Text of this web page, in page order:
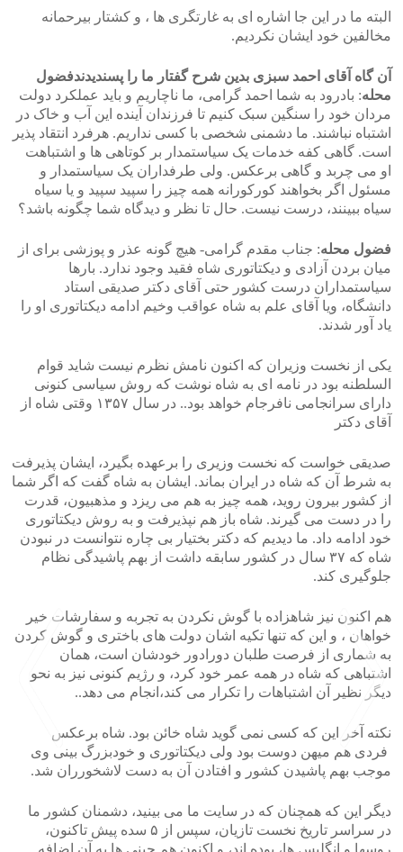
البته ما در این جا اشاره ای به غارتگری ها ، و کشتار بیرحمانه
مخالفین خود ایشان نکردیم.
آن گاه آقای احمد سبزی بدین شرح گفتار ما را پسندیدندفضول
محله: بادرود به شما احمد گرامی، ما ناچاریم و باید عملکرد دولت
مردان خود را سنگین سبک کنیم تا فرزندان آینده این آب و خاک در
اشتباه نباشند. ما دشمنی شخصی با کسی نداریم. هرفرد انتقاد پذیر
است. گاهی کفه خدمات یک سیاستمدار بر کوتاهی ها و اشتباهت
او می چربد و گاهی برعکس. ولی طرفداران یک سیاستمدار و
مسئول اگر بخواهند کورکورانه همه چیز را سپید سپید و یا سیاه
سیاه ببینند، درست نیست. حال تا نظر و دیدگاه شما چگونه باشد؟
فضول محله: جناب مقدم گرامی- هیچ گونه عذر و پوزشی برای از
میان بردن آزادی و دیکتاتوری شاه فقید وجود ندارد. بارها
سیاستمداران درست کشور حتی آقای دکتر صدیقی استاد
دانشگاه، ویا آقای علم به شاه عواقب وخیم ادامه دیکتاتوری او را
یاد آور شدند.
یکی از نخست وزیران که اکنون نامش نظرم نیست شاید قوام
السلطنه بود در نامه ای به شاه نوشت که روش سیاسی کنونی
دارای سرانجامی نافرجام خواهد بود.. در سال ۱۳۵۷ وقتی شاه از
آقای دکتر
صدیقی خواست که نخست وزیری را برعهده بگیرد، ایشان پذیرفت
به شرط آن که شاه در ایران بماند. ایشان به شاه گفت که اگر شما
از کشور بیرون روید، همه چیز به هم می ریزد و مذهبیون، قدرت
را در دست می گیرند. شاه باز هم نپذیرفت و به روش دیکتاتوری
خود ادامه داد. ما دیدیم که دکتر بختیار بی چاره نتوانست در نبودن
شاه که ۳۷ سال در کشور سابقه داشت از بهم پاشیدگی نظام
جلوگیری کند.
هم اکنون نیز شاهزاده با گوش نکردن به تجربه و سفارشات خیر
خواهان ، و این که تنها تکیه اشان دولت های باختری و گوش کردن
به شماری از فرصت طلبان دورادور خودشان است، همان
اشتباهی که شاه در همه عمر خود کرد، و رژیم کنونی نیز به نحو
دیگر نظیر آن اشتباهات را تکرار می کند،انجام می دهد..
نکته آخر این که کسی نمی گوید شاه خائن بود. شاه برعکس
فردی هم میهن دوست بود ولی دیکتاتوری و خودبزرگ بینی وی
موجب بهم پاشیدن کشور و افتادن آن به دست لاشخورران شد.
دیگر این که همچنان که در سایت ما می بینید، دشمنان کشور ما
در سراسر تاریخ نخست تازیان، سپس از ۵ سده پیش تاکنون،
روسها و انگلیس ها، بوده اند، و اکنون هم چینی ها به آن اضافه